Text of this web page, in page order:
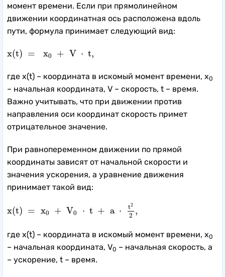
момент времени. Если при прямолинейном
движении координатная ось расположена вдоль
пути, формула принимает следующий вид:
x(t) = x0 + V ⋅ t,
(t)
где x(t) – координата в искомый момент времени, x0
– начальная координата, V – скорость, t – время.
Важно учитывать, что при движении против
направления оси координат скорость примет
отрицательное значение.
При равнопеременном движении по прямой
координаты зависят от начальной скорости и
значения ускорения, а уравнение движения
принимает такой вид:
x(t) = x0 + V0 ⋅ t + a ⋅ t2
2 ,
( )
где x(t) – координата в искомый момент времени, x0
– начальная координата, V0 – начальная скорость, a
– ускорение, t – время.